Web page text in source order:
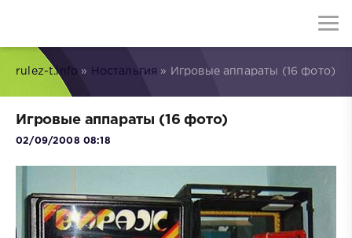
rulez-t.info » Ностальгия » Игровые аппараты (16 фото)
Игровые аппараты (16 фото)
02/09/2008 08:18